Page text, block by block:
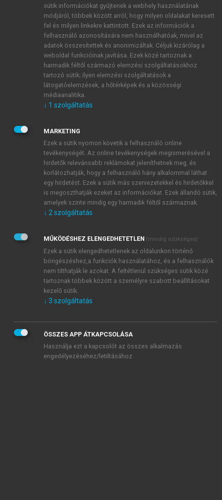
ÚJ FIÓK LÉTREHOZÁSA
1 óra díjmentes hozzáférés
E-MAIL-CÍM
JELSZÓ
JELSZÓ ÚJRA
Kérek értesítést a MeRSZ újdonságairól, akcióiról.
Kérek értesítést az Akadémiai Kiadó Zrt. újdonságairól,
Adatkezelési tájékoztatóbanfoglaltakat tudomásul
veszem és elfogadom.
Általános vásárlási feltételeket, valamint a szotar.netés a
mersz.huoldalak licencszerződéseiben foglaltakat
tudomásul veszem és elfogadom.
KIPRÓBÁLOM
sütik információkat gyűjtenek a webhely használatának
módjáról, többek között arról, hogy milyen oldalakat keresett
fel és milyen linkekre kattintott. Ezek az információk a
felhasználó azonosítására nem használhatóak, mivel az
adatok összesítettek és anonimizáltak. Céljuk kizárólag a
weboldal funkcióinak javítása. Ezek közé tartoznak a
harmadik féltől származó elemzési szolgáltatásokhoz
tartozó sütik; ilyen elemzési szolgáltatások a
látogatóelemzések, a hőtérképek és a közösségi
médiaanalitika.
↓ 1 szolgáltatás
MARKETING
Ezek a sütik nyomon követik a felhasználó online
tevékenységét. Az online tevékenységek megismerésével a
hirdetők relevánsabb reklámokat jeleníthetnek meg, és
korlátozhatják, hogy a felhasználó hány alkalommal láthat
egy hirdetést. Ezek a sütik más szervezetekkel és hirdetőkkel
is megoszthatják ezeket az információkat. Ezek állandó sütik,
amelyek szinte mindig egy harmadik féltől származnak.
↓ 2 szolgáltatás
MŰKÖDÉSHEZ ELENGEDHETETLEN (mindig szükséges)
Ezek a sütik elengedhetetlenek az oldalunkon történő
böngészéshez,a funkciók használatához, és a felhasználók
nem tilthatják le azokat. A feltétlenül szükséges sütik közé
tartoznak többek között a személyre szabott beállításokat
kezelő sütik.
↓ 3 szolgáltatás
ÖSSZES APP ÁTKAPCSOLÁSA
Használja ezt a kapcsolót az összes alkalmazás
engedélyezéséhez/letiltásához.